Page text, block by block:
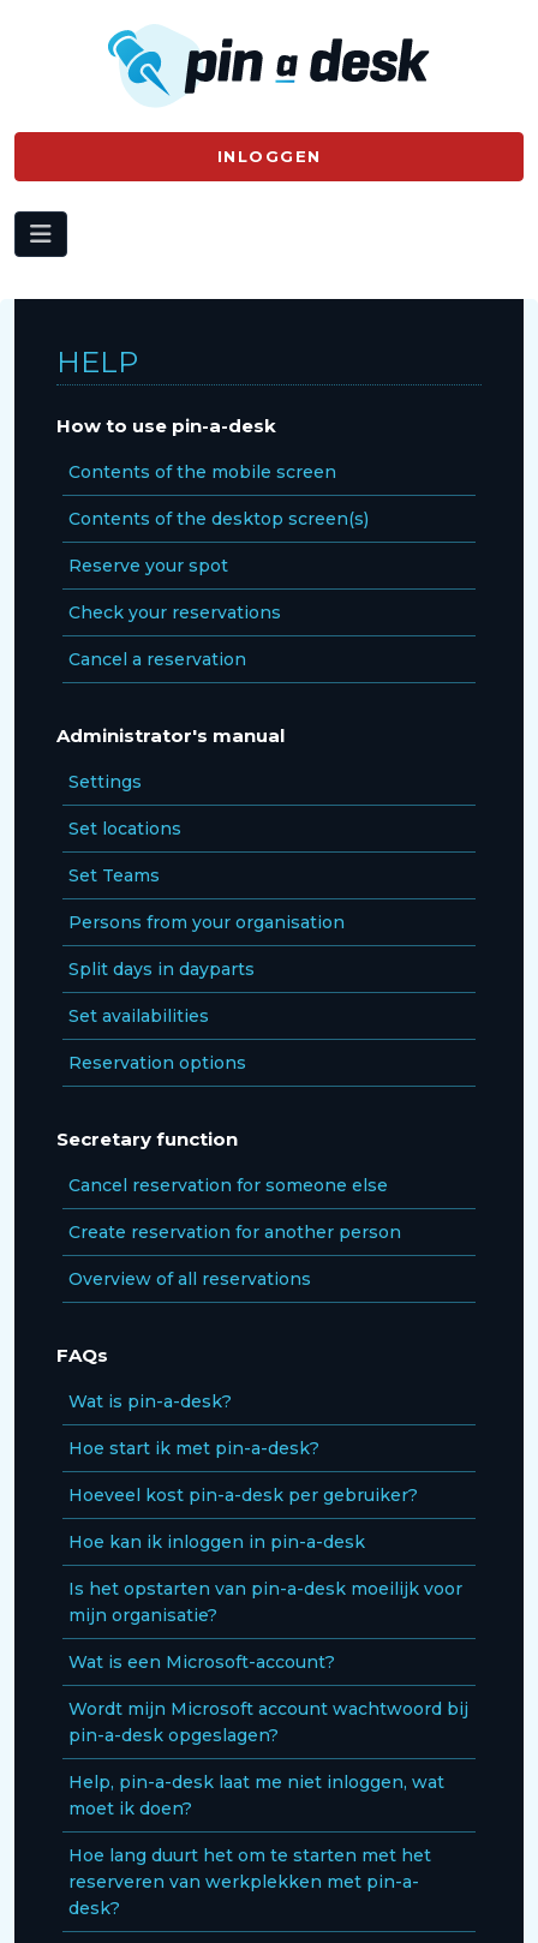
INLOGGEN
HELP
How to use pin-a-desk
Contents of the mobile screen
Contents of the desktop screen(s)
Reserve your spot
Check your reservations
Cancel a reservation
Administrator's manual
Settings
Set locations
Set Teams
Persons from your organisation
Split days in dayparts
Set availabilities
Reservation options
Secretary function
Cancel reservation for someone else
Create reservation for another person
Overview of all reservations
FAQs
Wat is pin-a-desk?
Hoe start ik met pin-a-desk?
Hoeveel kost pin-a-desk per gebruiker?
Hoe kan ik inloggen in pin-a-desk
Is het opstarten van pin-a-desk moeilijk voor
mijn organisatie?
Wat is een Microsoft-account?
Wordt mijn Microsoft account wachtwoord bij
pin-a-desk opgeslagen?
Help, pin-a-desk laat me niet inloggen, wat
moet ik doen?
Hoe lang duurt het om te starten met het
reserveren van werkplekken met pin-a-
desk?